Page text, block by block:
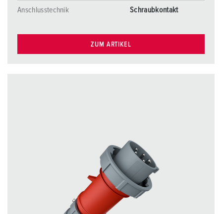
Anschlusstechnik Schraubkontakt
ZUM ARTIKEL